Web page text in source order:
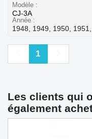
Modèle
CJ-3A
Année
1948, 1949, 1950,
Précédent
1
Les clients qui
également